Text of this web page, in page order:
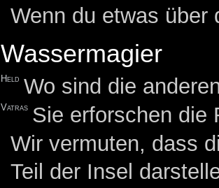
Wenn du etwas
Wassermagier
Held Wo sind die
Vatras Sie erforschen die
Wir vermuten, dass
Teil der Insel